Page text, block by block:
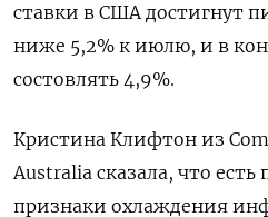
ставки в США достигнут
ниже 5,2% к июлю, и в
состовлять 4,9%.
Кристина Клифтон из
Australia сказала, что
признаки охлаждения